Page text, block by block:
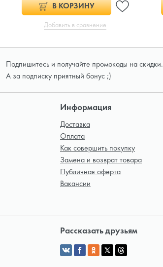
В КОРЗИНУ
Добавить в сравнение
Подпишитесь и получайте промокоды на скидки.
А за подписку приятный бонус ;)
Информация
Доставка
Оплата
Как совершить покупку
Замена и возврат товара
Публичная оферта
Вакансии
Рассказать друзьям